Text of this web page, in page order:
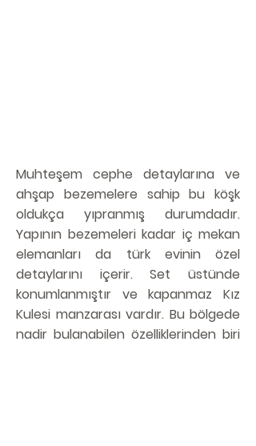
Muhteşem cephe detaylarına ve
ahşap bezemelere sahip bu köşk
oldukça yıpranmış durumdadır.
Yapının bezemeleri kadar iç mekan
elemanları da türk evinin özel
detaylarını içerir. Set üstünde
konumlanmıştır ve kapanmaz Kız
Kulesi manzarası vardır. Bu bölgede
nadir bulanabilen özelliklerinden biri